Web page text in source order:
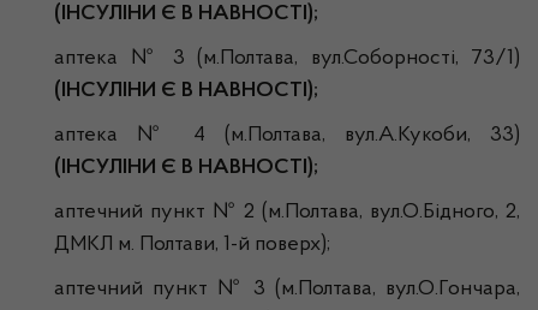
(ІНСУЛІНИ Є В НАВНОСТІ);
аптека № 3 (м.Полтава, вул.Соборності, 73/1)
(ІНСУЛІНИ Є В НАВНОСТІ);
аптека № 4 (м.Полтава, вул.А.Кукоби, 33)
(ІНСУЛІНИ Є В НАВНОСТІ);
аптечний пункт № 2 (м.Полтава, вул.О.Бідного, 2,
ДМКЛ м. Полтави, 1-й поверх);
аптечний пункт № 3 (м.Полтава, вул.О.Гончара,